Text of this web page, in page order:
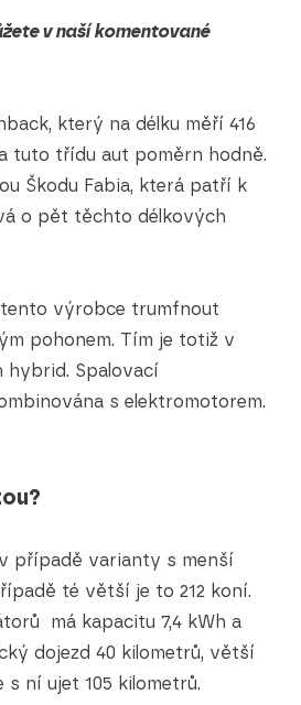
v naší komentované
který na délku měří 416
tuto třídu aut poměrn hodně.
Škodu Fabia, která patří k
o pět těchto délkových
tento výrobce trumfnout
pohonem. Tím je totiž v
hybrid. Spalovací
s elektromotorem.
případě varianty s menší
té větší je to 212 koní.
má kapacitu 7,4 kWh a
dojezd 40 kilometrů, větší
s ní ujet 105 kilometrů.